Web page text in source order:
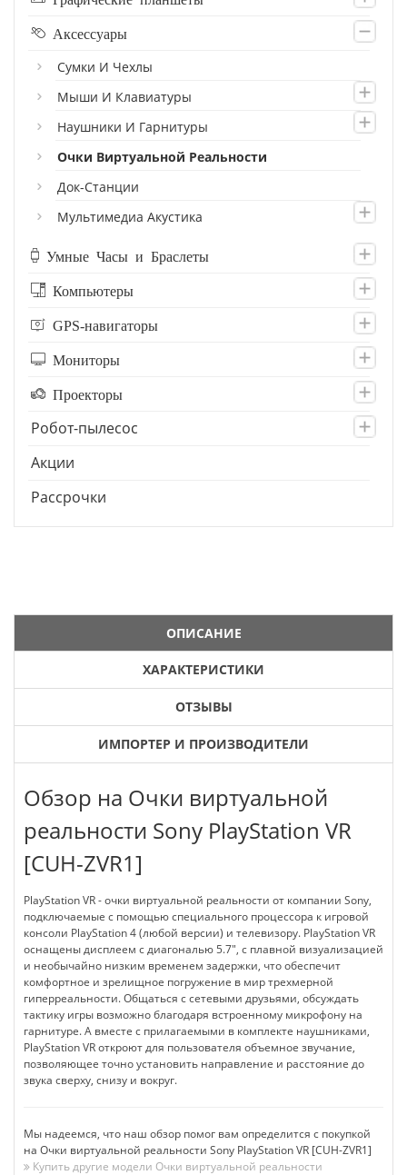
Аксессуары
Сумки И Чехлы
Мыши И Клавиатуры
Наушники И Гарнитуры
Очки Виртуальной Реальности
Док-Станции
Мультимедиа Акустика
Умные Часы и Браслеты
Компьютеры
GPS-навигаторы
Мониторы
Проекторы
Робот-пылесос
Акции
Рассрочки
ОПИСАНИЕ
ХАРАКТЕРИСТИКИ
ОТЗЫВЫ
ИМПОРТЕР И ПРОИЗВОДИТЕЛИ
Обзор на Очки виртуальной
реальности Sony PlayStation VR
[CUH-ZVR1]
PlayStation VR - очки виртуальной реальности от компании Sony,
подключаемые с помощью специального процессора к игровой
консоли PlayStation 4 (любой версии) и телевизору. PlayStation VR
оснащены дисплеем с диагональю 5.7", с плавной визуализацией
и необычайно низким временем задержки, что обеспечит
комфортное и зрелищное погружение в мир трехмерной
гиперреальности. Общаться с сетевыми друзьями, обсуждать
тактику игры возможно благодаря встроенному микрофону на
гарнитуре. А вместе с прилагаемыми в комплекте наушниками,
PlayStation VR откроют для пользователя объемное звучание,
позволяющее точно установить направление и расстояние до
звука сверху, снизу и вокруг.
Мы надеемся, что наш обзор помог вам определится с покупкой
на Очки виртуальной реальности Sony PlayStation VR [CUH-ZVR1]
Купить другие модели Очки виртуальной реальности